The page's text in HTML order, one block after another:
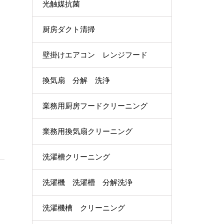
光触媒抗菌
厨房ダクト清掃
壁掛けエアコン レンジフード
換気扇 分解 洗浄
業務用厨房フードクリーニング
業務用換気扇クリーニング
洗濯槽クリーニング
洗濯機 洗濯槽 分解洗浄
洗濯機槽 クリーニング